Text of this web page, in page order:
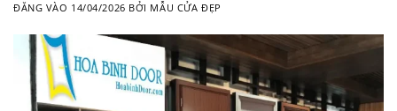
ĐĂNG VÀO 14/04/2026 BỞI MẪU CỬA ĐẸP